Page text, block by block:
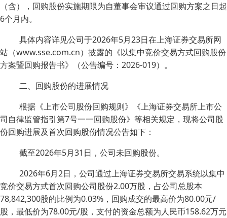
（含），回购股份实施期限为自董事会审议通过回购方案之日起
6个月内。
具体内容详见公司于2026年5月23日在上海证券交易所网
站（www.sse.com.cn）披露的《以集中竞价交易方式回购股份
方案暨回购报告书》（公告编号：2026-019）。
二、回购股份的进展情况
根据《上市公司股份回购规则》《上海证券交易所上市公
司自律监管指引第7号一一回购股份》等相关规定，现将公司股
份回购进展及首次回购股份情况公告如下：
截至2026年5月31日，公司未回购股份。
2026年6月2日，公司通过上海证券交易所交易系统以集中
竞价交易方式首次回购公司股份2.00万股，占公司总股本
78,842,300股的比例为0.03%，回购成交的最高价为80.00元/
股，最低价为78.00元/股，支付的资金总额为人民币158.62万元